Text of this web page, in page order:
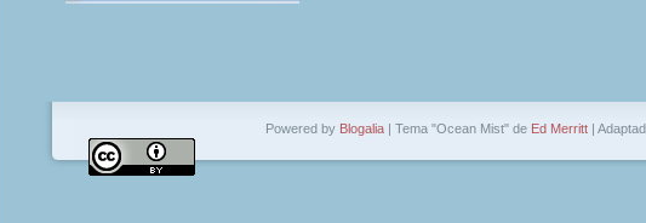
Powered by Blogalia | Tema "Ocean Mist" de Ed Merritt |